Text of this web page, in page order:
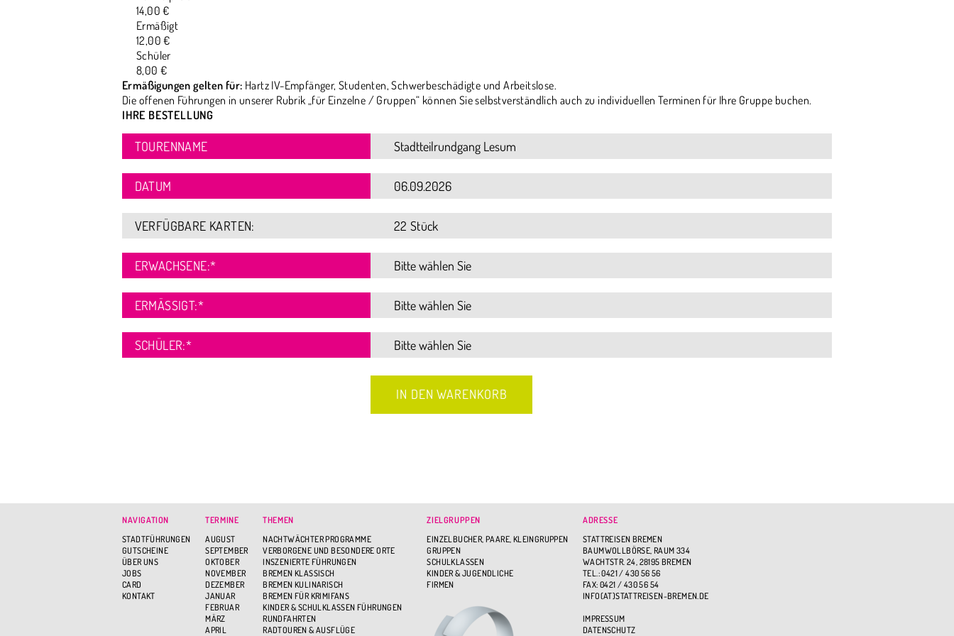
14,00 €
Ermäßigt
12,00 €
Schüler
8,00 €
Ermäßigungen gelten für: Hartz IV-Empfänger, Studenten, Schwerbeschädigte und Arbeitslose.
Die offenen Führungen in unserer Rubrik „für Einzelne / Gruppen“ können Sie selbstverständlich auch zu individuellen Terminen für Ihre Gruppe buchen.
IHRE BESTELLUNG
TOURENNAME
DATUM
VERFÜGBARE KARTEN: 22 Stück
ERWACHSENE:*
ERMÄSSIGT: *
SCHÜLER:*
NAVIGATION
STADTFÜHRUNGEN
GUTSCHEINE
ÜBER UNS
JOBS
CARD
KONTAKT
TERMINE
AUGUST
SEPTEMBER
OKTOBER
NOVEMBER
DEZEMBER
JANUAR
FEBRUAR
MÄRZ
APRIL
THEMEN
NACHTWÄCHTER PROGRAMME
VERBORGENE UND BESONDERE ORTE
INSZENIERTE FÜHRUNGEN
BREMEN KLASSISCH
BREMEN KULINARISCH
BREMEN FÜR KRIMIFANS
KINDER & SCHULKLASSEN FÜHRUNGEN
RUNDFAHRTEN
RADTOUREN & AUSFLÜGE
ZIELGRUPPEN
EINZELBUCHER, PAARE, KLEINGRUPPEN
GRUPPEN
SCHULKLASSEN
KINDER & JUGENDLICHE
FIRMEN
ADRESSE
STATTREISEN BREMEN
BAUMWOLLBÖRSE, RAUM 334
WACHTSTR. 24, 28195 BREMEN
TEL.: 0421 / 430 56 56
FAX: 0421 / 430 56 54
INFO(AT)STATTREISEN-BREMEN.DE
IMPRESSUM
DATENSCHUTZ